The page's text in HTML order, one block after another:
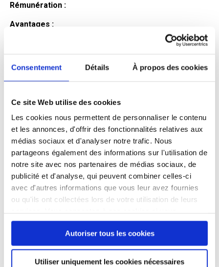
Consentement Détails À propos des cookies
Ce site Web utilise des cookies
Les cookies nous permettent de personnaliser le contenu
et les annonces, d'offrir des fonctionnalités relatives aux
médias sociaux et d'analyser notre trafic. Nous
partageons également des informations sur l'utilisation de
notre site avec nos partenaires de médias sociaux, de
publicité et d'analyse, qui peuvent combiner celles-ci
avec d'autres informations que vous leur avez fournies
ou qu'ils ont collectées lors de votre utilisation de leurs
continuez à utiliser notre site Web.
Autoriser tous les cookies
Utiliser uniquement les cookies nécessaires
Rémunération :
Avantages :
Profil du
candidat
Qualifications et diplômes :
Profil recherché :
Expérience :
Processus
de
recrutement